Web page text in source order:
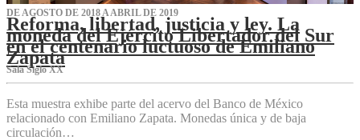
DE AGOSTO DE 2018 A ABRIL DE 2019
Reforma, libertad, justicia y ley. La
moneda del Ejército Libertador del Sur
en el centenario luctuoso de Emiliano
Zapata
Sala Siglo XX
Esta muestra exhibe parte del acervo del Banco de México
relacionado con Emiliano Zapata. Monedas única y de baja
circulación…